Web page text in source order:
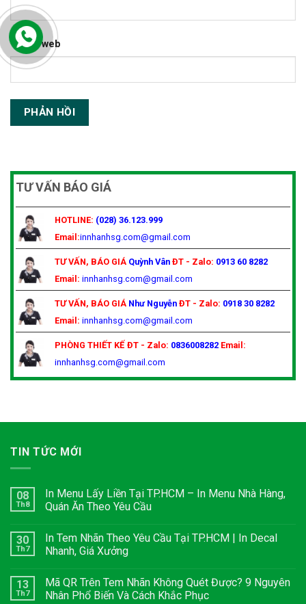
Trang web
TƯ VẤN BÁO GIÁ
HOTLINE: (028) 36.123.999
Email:innhanhsg.com@gmail.com
TƯ VẤN, BÁO GIÁ Quỳnh Vân ĐT - Zalo: 0913 60 8282
Email: innhanhsg.com@gmail.com
TƯ VẤN, BÁO GIÁ Như Nguyễn ĐT - Zalo: 0918 30 8282
Email: innhanhsg.com@gmail.com
PHÒNG THIẾT KẾ ĐT - Zalo: 0836008282 Email:
innhanhsg.com@gmail.com
TIN TỨC MỚI
08
Th8
In Menu Lấy Liền Tại TP.HCM – In Menu Nhà Hàng,
Quán Ăn Theo Yêu Cầu
30
Th7
In Tem Nhãn Theo Yêu Cầu Tại TP.HCM | In Decal
Nhanh, Giá Xưởng
13
Th7
Mã QR Trên Tem Nhãn Không Quét Được? 9 Nguyên
Nhân Phổ Biến Và Cách Khắc Phục